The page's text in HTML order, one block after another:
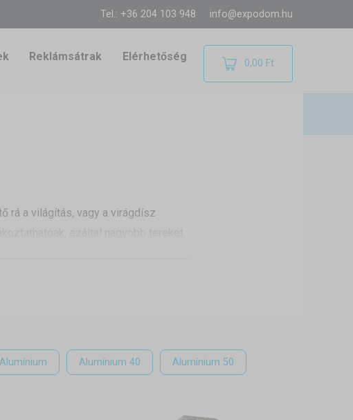
Tel.: +36 204 103 948 info@expodom.hu
Reklámsátrak Elérhetőség 0,00 Ft
rá a világítás, vagy a virágdísz
vagy profi hatszögletű
Alumínium Alumínium 40 Alumínium 50